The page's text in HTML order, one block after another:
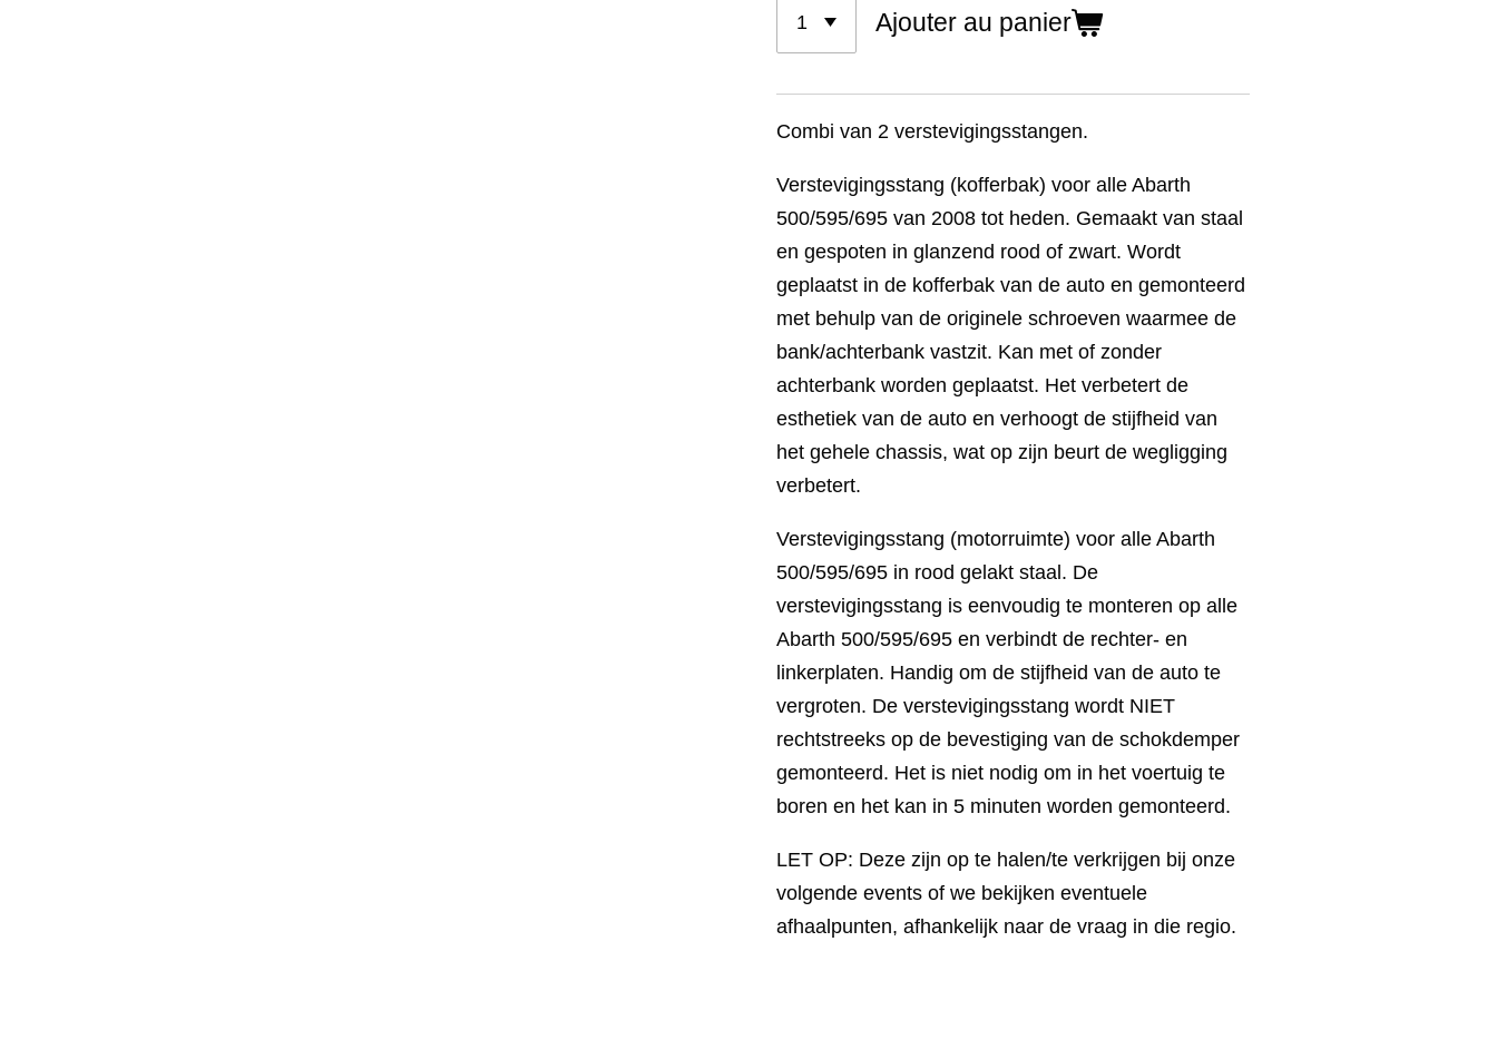
Ajouter au panier
Combi van 2 verstevigingsstangen.
Verstevigingsstang (kofferbak) voor alle Abarth
500/595/695 van 2008 tot heden. Gemaakt van staal
en gespoten in glanzend rood of zwart. Wordt
geplaatst in de kofferbak van de auto en gemonteerd
met behulp van de originele schroeven waarmee de
bank/achterbank vastzit. Kan met of zonder
achterbank worden geplaatst. Het verbetert de
esthetiek van de auto en verhoogt de stijfheid van
het gehele chassis, wat op zijn beurt de wegligging
verbetert.
Verstevigingsstang (motorruimte) voor alle Abarth
500/595/695 in rood gelakt staal. De
verstevigingsstang is eenvoudig te monteren op alle
Abarth 500/595/695 en verbindt de rechter- en
linkerplaten. Handig om de stijfheid van de auto te
vergroten. De verstevigingsstang wordt NIET
rechtstreeks op de bevestiging van de schokdemper
gemonteerd. Het is niet nodig om in het voertuig te
boren en het kan in 5 minuten worden gemonteerd.
LET OP: Deze zijn op te halen/te verkrijgen bij onze
volgende events of we bekijken eventuele
afhaalpunten, afhankelijk naar de vraag in die regio.